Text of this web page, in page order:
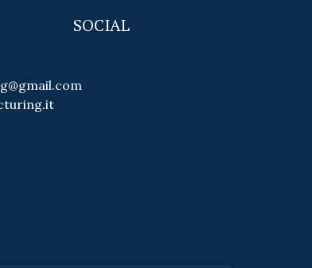
SOCIAL